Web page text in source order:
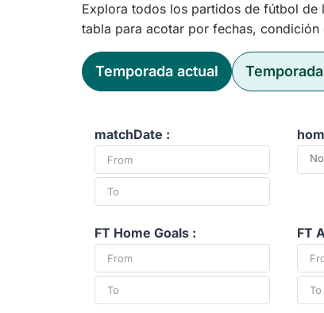
Explora todos los partidos de fútbol de
tabla para acotar por fechas,
Temporada actual
matchDate :
FT Home Goals : FT